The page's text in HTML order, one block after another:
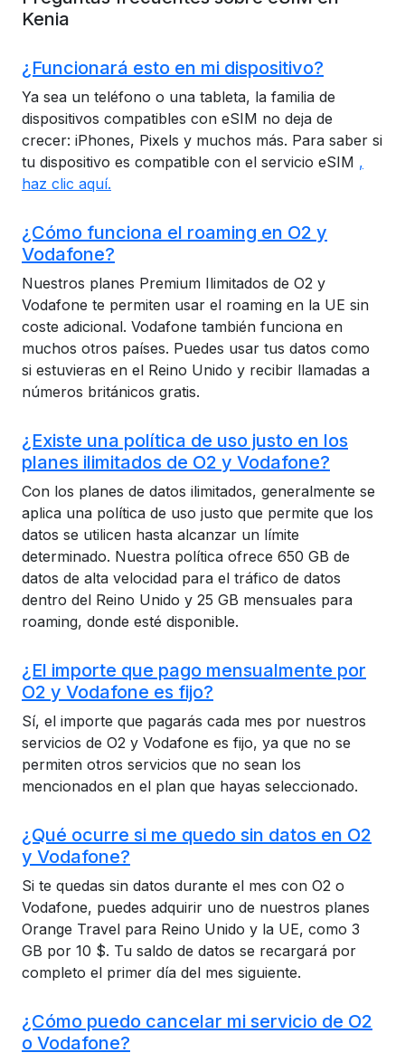
Kenia
¿Funcionará esto en mi dispositivo?
Ya sea un teléfono o una tableta, la familia de
dispositivos compatibles con eSIM no deja de
crecer: iPhones, Pixels y muchos más. Para saber si
tu dispositivo es compatible con el servicio eSIM ,
haz clic aquí.
¿Cómo funciona el roaming en O2 y
Vodafone?
Nuestros planes Premium Ilimitados de O2 y
Vodafone te permiten usar el roaming en la UE sin
coste adicional. Vodafone también funciona en
muchos otros países. Puedes usar tus datos como
si estuvieras en el Reino Unido y recibir llamadas a
números británicos gratis.
¿Existe una política de uso justo en los
planes ilimitados de O2 y Vodafone?
Con los planes de datos ilimitados, generalmente se
aplica una política de uso justo que permite que los
datos se utilicen hasta alcanzar un límite
determinado. Nuestra política ofrece 650 GB de
datos de alta velocidad para el tráfico de datos
dentro del Reino Unido y 25 GB mensuales para
roaming, donde esté disponible.
¿El importe que pago mensualmente por
O2 y Vodafone es fijo?
Sí, el importe que pagarás cada mes por nuestros
servicios de O2 y Vodafone es fijo, ya que no se
permiten otros servicios que no sean los
mencionados en el plan que hayas seleccionado.
¿Qué ocurre si me quedo sin datos en O2
y Vodafone?
Si te quedas sin datos durante el mes con O2 o
Vodafone, puedes adquirir uno de nuestros planes
Orange Travel para Reino Unido y la UE, como 3
GB por 10 $. Tu saldo de datos se recargará por
completo el primer día del mes siguiente.
¿Cómo puedo cancelar mi servicio de O2
o Vodafone?